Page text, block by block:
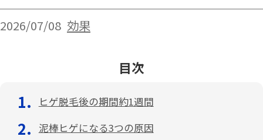
2026/07/08 効果
目次
ヒゲ脱毛後の期間約1週間
泥棒ヒゲになる3つの原因